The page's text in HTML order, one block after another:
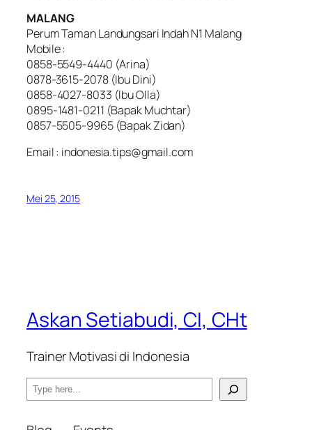
MALANG
Perum Taman Landungsari Indah N1 Malang
Mobile :
0858-5549-4440 (Arina)
0878-3615-2078 (Ibu Dini)
0858-4027-8033 (Ibu Olla)
0895-1481-0211 (Bapak Muchtar)
0857-5505-9965 (Bapak Zidan)
Email : indonesia.tips@gmail.com
Mei 25, 2015
Askan Setiabudi, CI, CHt
Trainer Motivasi di Indonesia
S
e
a